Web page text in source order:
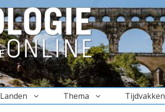
Landen Thema Tijdvakken